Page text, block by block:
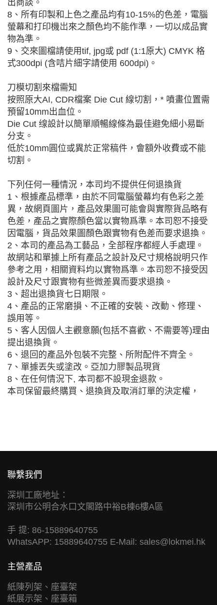
出商談。
8、所有印製和上色之產品均有10-15%的色差，電腦
螢幕和打印機岀來之顏色均不能作準，一切以成品實
物為準。
9、交來圖檔請使用tif, jpg或 pdf (1:1原大) CMYK 格
式300dpi (含咭片細字請使用 600dpi)。
刀模切割來檔需知
按照原大AI, CDR檔案 Die Cut 線切割，* 噴畫位置需
預留10mm出血位。
Die Cut 缐設計以簡單順暢線條為最佳避免細小易斷
分支。
低於10mm圓位或異於正常稿件，會額外收費或不能
切割。
下列任何一種情況，本司均不提供任何退換貨
1、根據產品標準，由於不同電腦螢幕均有色彩之差
異，故網頁圖片，產品效果圖可能會與實際貨品略有
色差，產品之實際顏色當以實物爲準。本司恕不接受
因電腦，貨品效果圖顏色跟實物有色差而要求退換。
2、本司的產品為工藝品，全部程序都經人手處理。
故網站和單據上所有產品之設計及尺寸規格說明只作
參考之用，相關資料均以實物爲準。本司恕不接受因
設計及尺寸跟實物有些微差異而要求退換。
3、超出退換貨七日期限。
4、產品的正常磨損、不正確的安裝、改動、修理、
誤用等。
5、客人因個人主觀意願(包括不喜歡、不需要等)理由
提出退換貨。
6、退回的產品外包裝不完整、所附配件不齊全。
7、單據丟失或塗改。亞加力膠製品現貨
8、在任何情況下, 本司都不設現金退款。
本司保留最終購買、退換貨及取消訂單的決定權，
聯繫我們
深圳工廠地址：
深圳市公明合水口文閣路中裕B棟6樓A區
手 提: 86-15889640755
WhatsAPP: 15889640755 E-Mail: sales@lokmei.hk
主營產品
紙陳列架、座臺架
紙展示架、座臺箱